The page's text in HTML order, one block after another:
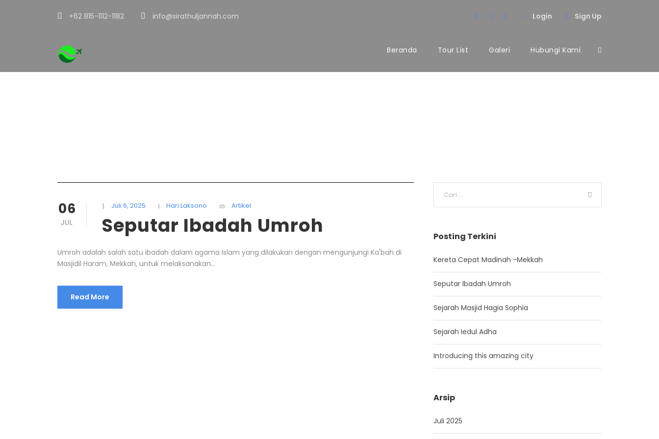
+62 815-1112-1182 info@sirathuljannah.com Login Sign Up
Beranda Tour List Galeri Hubungi Kami
Tag
06
JUL
Juli 6, 2025 Hari Laksono Artikel
Seputar Ibadah Umroh
Umroh adalah salah satu ibadah dalam agama Islam yang dilakukan dengan mengunjungi Ka'bah di
Masjidil Haram, Mekkah, untuk melaksanakan...
Read More
Posting Terkini
Kereta Cepat Madinah -Mekkah
Seputar Ibadah Umroh
Sejarah Masjid Hagia Sophia
Sejarah Iedul Adha
Introducing this amazing city
Arsip
Juli 2025